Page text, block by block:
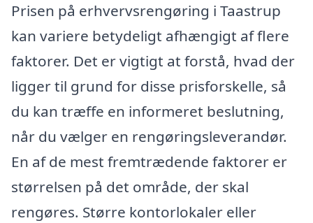
Prisen på erhvervsrengøring i Taastrup
kan variere betydeligt afhængigt af flere
faktorer. Det er vigtigt at forstå, hvad der
ligger til grund for disse prisforskelle, så
du kan træffe en informeret beslutning,
når du vælger en rengøringsleverandør.
En af de mest fremtrædende faktorer er
størrelsen på det område, der skal
rengøres. Større kontorlokaler eller